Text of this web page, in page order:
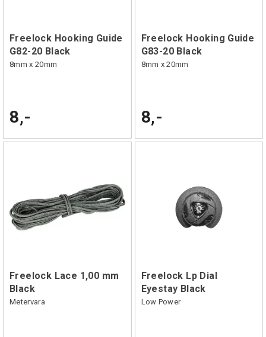
Freelock Hooking Guide
G82-20 Black
8mm x 20mm
8,-
Freelock Hooking Guide
G83-20 Black
8mm x 20mm
8,-
Freelock Lace 1,00 mm
Black
Metervara
Freelock Lp Dial
Eyestay Black
Low Power